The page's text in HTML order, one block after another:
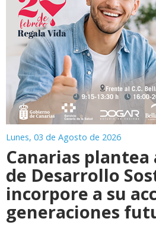
Lunes, 03 de Agosto de 2026
Canarias plantea
de Desarrollo
incorpore a su
generaciones